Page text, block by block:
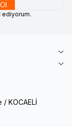
ediyorum.
/ KOCAELİ